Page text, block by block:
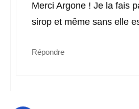
Merci Argone ! Je la fais
sirop et même sans elle
Répondre